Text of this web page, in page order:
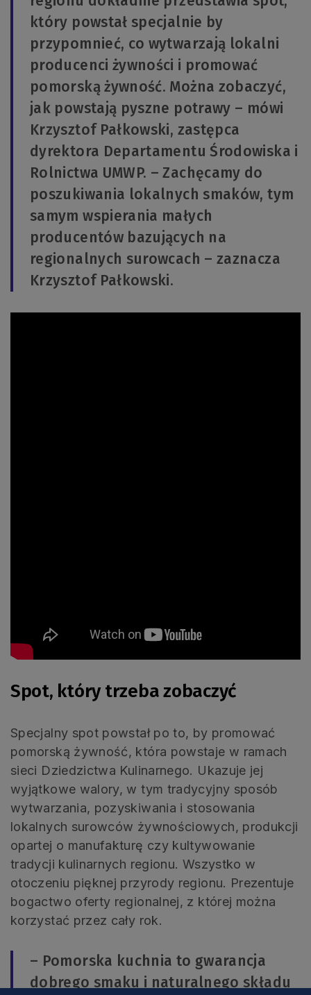
który powstał specjalnie by
przypomnieć, co wytwarzają lokalni
producenci żywności i promować
pomorską żywność. Można zobaczyć,
jak powstają pyszne potrawy – mówi
Krzysztof Pałkowski, zastępca
dyrektora Departamentu Środowiska i
Rolnictwa UMWP. – Zachęcamy do
poszukiwania lokalnych smaków, tym
samym wspierania małych
producentów bazujących na
regionalnych surowcach – zaznacza
Krzysztof Pałkowski.
Spot, który trzeba zobaczyć
Specjalny spot powstał po to, by promować
pomorską żywność, która powstaje w ramach
sieci Dziedzictwa Kulinarnego. Ukazuje jej
wyjątkowe walory, w tym tradycyjny sposób
wytwarzania, pozyskiwania i stosowania
lokalnych surowców żywnościowych, produkcji
opartej o manufakturę czy kultywowanie
tradycji kulinarnych regionu. Wszystko w
otoczeniu pięknej przyrody regionu. Prezentuje
bogactwo oferty regionalnej, z której można
korzystać przez cały rok.
– Pomorska kuchnia to gwarancja
dobrego smaku i naturalnego składu